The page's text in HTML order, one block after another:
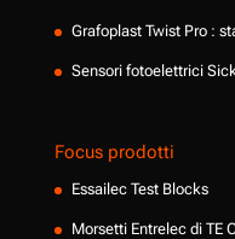
Grafoplast Twist Pro :
Sensori fotoelettrici Sick
Focus prodotti
Essailec Test Blocks
Morsetti Entrelec di TE